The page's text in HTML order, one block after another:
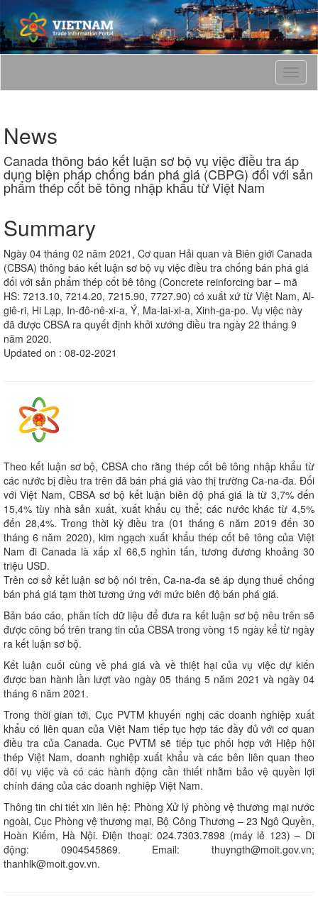
T
o
n
a
i
o
n
News
Canada thông báo kết luận sơ bộ vụ việc điều tra áp
dụng biện pháp chống bán phá giá (CBPG) đối với sản
phẩm thép cốt bê tông nhập khẩu từ Việt Nam
Summary
Ngày 04 tháng 02 năm 2021, Cơ quan Hải quan và Biên giới Canada
(CBSA) thông báo kết luận sơ bộ vụ việc điều tra chống bán phá giá
đối với sản phẩm thép cốt bê tông (Concrete reinforcing bar – mã
HS: 7213.10, 7214.20, 7215.90, 7727.90) có xuất xứ từ Việt Nam, Al-
giê-ri, Hi Lạp, In-đô-nê-xi-a, Ý, Ma-lai-xi-a, Xinh-ga-po. Vụ việc này
đã được CBSA ra quyết định khởi xướng điều tra ngày 22 tháng 9
năm 2020.
Updated on : 08-02-2021
Theo kết luận sơ bộ, CBSA cho rằng thép cốt bê tông nhập khẩu từ
các nước bị điều tra trên đã bán phá giá vào thị trường Ca-na-đa. Đối
với Việt Nam, CBSA sơ bộ kết luận biên độ phá giá là từ 3,7% đến
15,4% tùy nhà sản xuất, xuất khẩu cụ thể; các nước khác từ 4,5%
đến 28,4%. Trong thời kỳ điều tra (01 tháng 6 năm 2019 đến 30
tháng 6 năm 2020), kim ngạch xuất khẩu thép cốt bê tông của Việt
Nam đi Canada là xấp xỉ 66,5 nghìn tấn, tương đương khoảng 30
triệu USD.
Trên cơ sở kết luận sơ bộ nói trên, Ca-na-đa sẽ áp dụng thuế chống
bán phá giá tạm thời tương ứng với mức biên độ bán phá giá.
Bản báo cáo, phân tích dữ liệu để đưa ra kết luận sơ bộ nêu trên sẽ
được công bố trên trang tin của CBSA trong vòng 15 ngày kể từ ngày
ra kết luận sơ bộ.
Kết luận cuối cùng về phá giá và về thiệt hại của vụ việc dự kiến
được ban hành lần lượt vào ngày 05 tháng 5 năm 2021 và ngày 04
tháng 6 năm 2021.
Trong thời gian tới, Cục PVTM khuyến nghị các doanh nghiệp xuất
khẩu có liên quan của Việt Nam tiếp tục hợp tác đầy đủ với cơ quan
điều tra của Canada. Cục PVTM sẽ tiếp tục phối hợp với Hiệp hội
thép Việt Nam, doanh nghiệp xuất khẩu và các bên liên quan theo
dõi vụ việc và có các hành động cần thiết nhằm bảo vệ quyền lợi
chính đáng của các doanh nghiệp Việt Nam.
Thông tin chi tiết xin liên hệ: Phòng Xử lý phòng vệ thương mại nước
ngoài, Cục Phòng vệ thương mại, Bộ Công Thương – 23 Ngô Quyền,
Hoàn Kiếm, Hà Nội. Điện thoại: 024.7303.7898 (máy lẻ 123) – Di
động: 0904545869. Email: thuyngth@moit.gov.vn;
thanhlk@moit.gov.vn.